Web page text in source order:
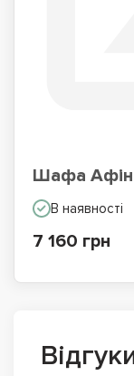
Шафа
В наявності
7 160 грн